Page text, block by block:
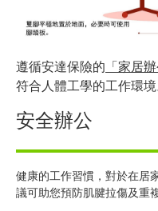
遵循安達保險的 「家居
符合人體工學的工作環境
安全辦公
健康的工作習慣，對於在居
議可助您預防肌腱拉傷及重